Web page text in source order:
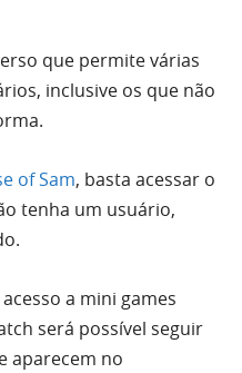
que permite várias
inclusive os que não
of Sam, basta acessar o
tenha um usuário,
a mini games
será possível seguir
aparecem no